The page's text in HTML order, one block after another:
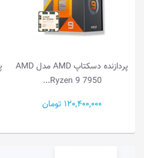
پردازنده دسکتاپ AMD مدل AMD
Ryzen 9 7950...
120,400,000 تومان